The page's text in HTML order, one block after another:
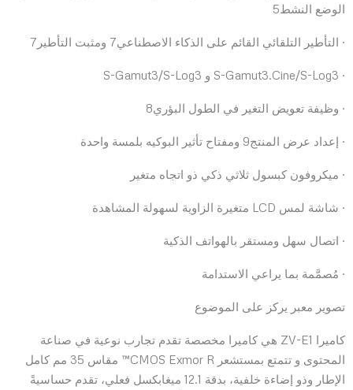
الوضع النشط5
· التأطير التلقائي القائم على الذكاء الاصطناعي7 ومثبت التأطير7
· S-Gamut3.Cine/S-Log3 و S-Gamut3/S-Log3
· وظيفة تعويض التغير في الطول البؤري8
· إعداد عرض المنتج9 ومفتاح تأثير البوكيه بلمسة واحدة
· ميكروفون كبسول ثلاثي ذكي ذو اتجاه متغير
· شاشة لمس LCD متغيرة الزاوية لسهولة المشاهدة
· اتصال سهل ومستقر بالهواتف الذكية
· مُصمَّمة بما يراعي الاستدامة
تصوير معبر يركز على الموضوع
كاميرا ZV-E1 هي كاميرا مخصصة تقدم تجارب نوعية في صناعة
المحتوى و تتمتع بمستشعر CMOS Exmor R™ مقاس 35 مم كامل
الإطار وذو إضاءة خلفية، بدقة 12.1 ميغابكسل فعلي، تقدم حساسيةً